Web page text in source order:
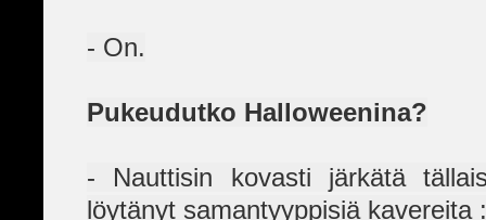
- On.
Pukeudutko Halloweenina?
- Nauttisin kovasti järkätä
löytänyt samantyyppisiä kavereita